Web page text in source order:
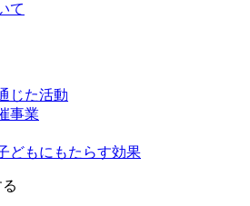
て
じた活動
事業
どもにもたらす効果